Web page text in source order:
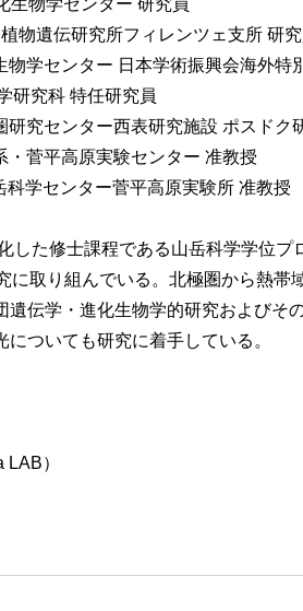
生物学センター 研究員
物遺伝研究所フィレンツェ支所 研究
学センター 日本学術振興会海外特
研究科 特任研究員
究センター西表研究施設 ポスドク
菅平高原実験センター 准教授
学センター菅平高原実験所 准教授
した修士課程である山岳科学学位
に取り組んでいる。北極圏から熱帯
伝学・進化生物学的研究およびそ
ついても研究に着手している。
）